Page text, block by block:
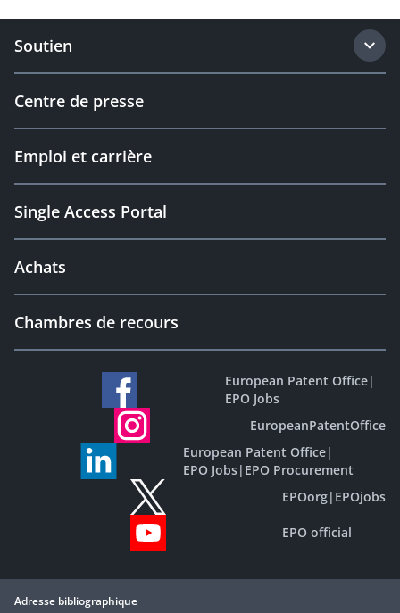
Soutien
Centre de presse
Emploi et carrière
Single Access Portal
Achats
Chambres de recours
European Patent Office|
EPO Jobs
EuropeanPatentOffice
European Patent Office|
EPO Jobs| EPO Procurement
EPOorg| EPOjobs
EPO official
Adresse bibliographique